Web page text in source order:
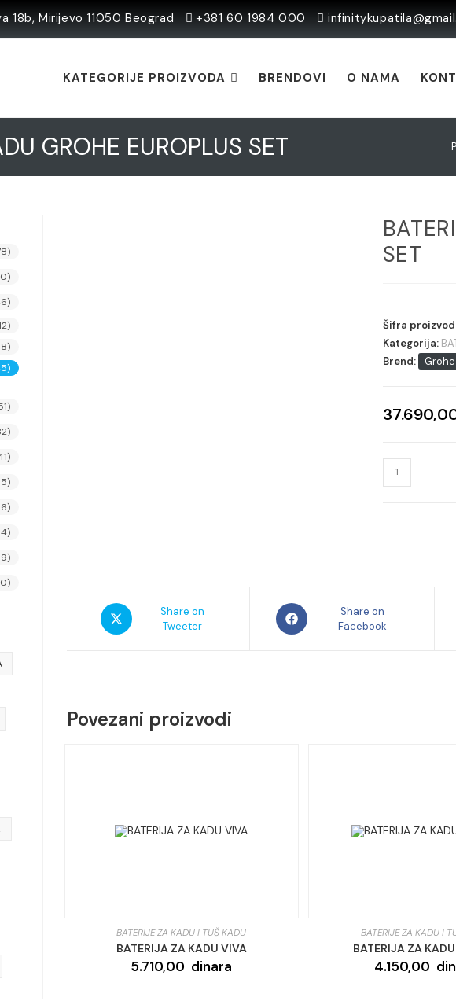
18b, Mirijevo 11050 Beograd +381 60 1984 000
KATEGORIJE PROIZVODA BRENDOVI O NAMA
GROHE EUROPLUS SET
SET
Šifra
Kategorija:
Brend:
Grohe
BATERIJA
ZA
Opens
in
Share on
Tweeter
Opens
in
Share on
Facebook
Povezani proizvodi
BATERIJE ZA KADU I TUŠ KADU
BATERIJA ZA KADU VIVA
5.710,00 dinara
BATERIJE ZA KADU I
BATERIJA ZA
4.150,00